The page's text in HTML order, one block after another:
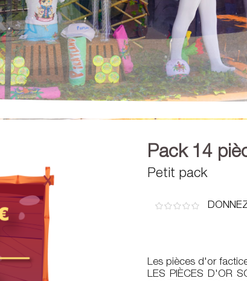
Pack 14
Petit pack
Les pièces d'or
LES PIÈCES D'OR